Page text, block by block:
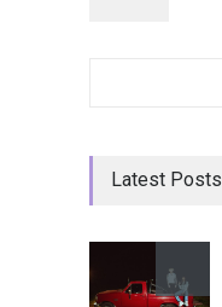
Latest Posts